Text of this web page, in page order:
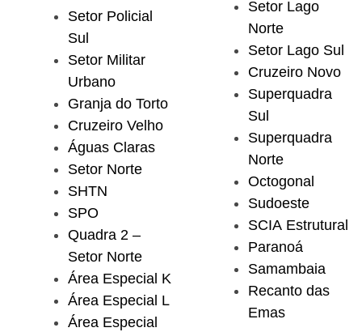
Setor Policial
Sul
Setor Militar
Urbano
Granja do Torto
Cruzeiro Velho
Águas Claras
Setor Norte
SHTN
SPO
Quadra 2 –
Setor Norte
Área Especial K
Área Especial L
Área Especial
Setor Lago
Norte
Setor Lago Sul
Cruzeiro Novo
Superquadra
Sul
Superquadra
Norte
Octogonal
Sudoeste
SCIA Estrutural
Paranoá
Samambaia
Recanto das
Emas